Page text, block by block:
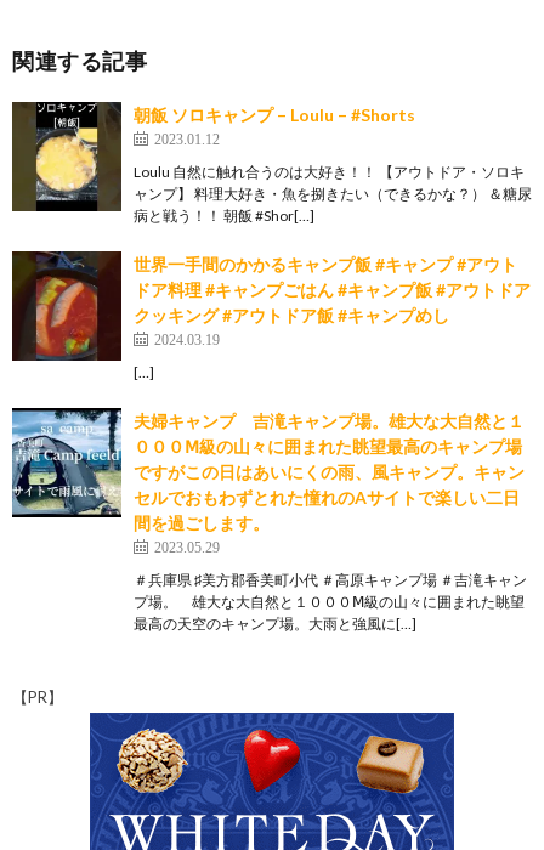
関連する記事
朝飯 ソロキャンプ – Loulu – #Shorts
2023.01.12
Loulu 自然に触れ合うのは大好き！！ 【アウトドア・ソロキ
ャンプ】 料理大好き・魚を捌きたい（できるかな？） ＆糖尿
病と戦う！！ 朝飯 #Shor[…]
世界一手間のかかるキャンプ飯 #キャンプ #アウト
ドア料理 #キャンプごはん #キャンプ飯 #アウトドア
クッキング #アウトドア飯 #キャンプめし
2024.03.19
[…]
夫婦キャンプ 吉滝キャンプ場。雄大な大自然と１
０００Ⅿ級の山々に囲まれた眺望最高のキャンプ場
ですがこの日はあいにくの雨、風キャンプ。キャン
セルでおもわずとれた憧れのAサイトで楽しい二日
間を過ごします。
2023.05.29
＃兵庫県 ♯美方郡香美町小代 ＃高原キャンプ場 ＃吉滝キャン
プ場。 雄大な大自然と１０００Ⅿ級の山々に囲まれた眺望
最高の天空のキャンプ場。大雨と強風に[…]
【PR】